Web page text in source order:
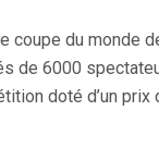
coupe du monde
de 6000
doté d’un